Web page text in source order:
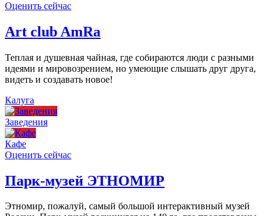
Оценить сейчас
Art сlub AmRa
Теплая и душевная чайная, где собираются люди с разными
идеями и мировозрением, но умеющие слышать друг друга,
видеть и создавать новое!
Калуга
Заведения
Кафе
Оценить сейчас
Парк-музей ЭТНОМИР
Этномир, пожалуй, самый большой интерактивный музей